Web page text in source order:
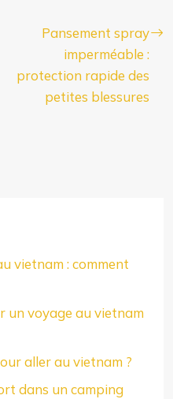
Pansement spray
imperméable :
protection rapide des
petites blessures
vietnam : comment
un voyage au vietnam
aller au vietnam ?
dans un camping